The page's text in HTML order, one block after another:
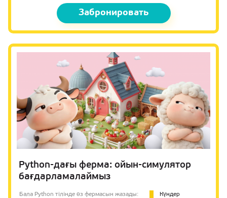
Забронировать
Python-дағы ферма: ойын-симулятор
бағдарламалаймыз
Бала Python тілінде өз фермасын жазады:
Күндер